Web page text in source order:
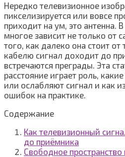
Нередко телевизионное
пикселизируется или вовсе
приходит на ум, это антенна.
многое зависит не только от
того, как далеко она стоит
кабелю сигнал доходит до
встречаются преграды. Эта
расстояние играет роль,
или ослабляют сигнал и как
ошибок на практике.
Содержание
Как телевизионный
до приёмника
Свободное пространство